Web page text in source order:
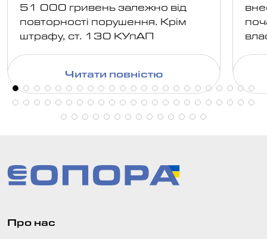
51 000 гривень залежно від
повторності порушення. Крім
штрафу, ст. 130 КУпАП
транспортними засобами, а в
окремих випадках й конфіскацію
автомобіля або
адміністративний арешт.
Читати повністю
Про нас